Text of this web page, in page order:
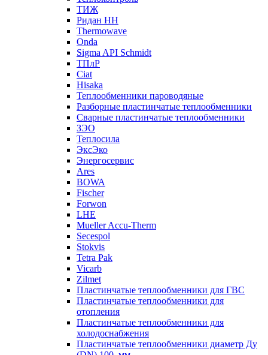
ТИЖ
Ридан НН
Thermowave
Onda
Sigma API Schmidt
ТПлР
Ciat
Hisaka
Теплообменники пароводяные
Разборные пластинчатые теплообменники
Сварные пластинчатые теплообменники
ЗЭО
Теплосила
ЭксЭко
Энергосервис
Ares
BOWA
Fischer
Forwon
LHE
Mueller Accu-Therm
Secespol
Stokvis
Tetra Pak
Vicarb
Zilmet
Пластинчатые теплообменники для ГВС
Пластинчатые теплообменники для
отопления
Пластинчатые теплообменники для
холодоснабжения
Пластинчатые теплообменники диаметр Ду